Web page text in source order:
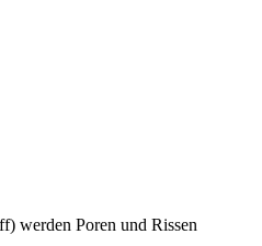
werden Poren und Rissen